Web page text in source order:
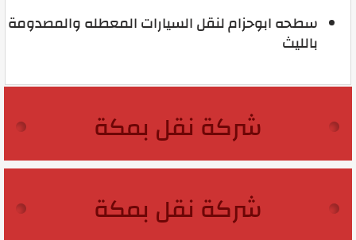
سطحه ابوحزام لنقل السيارات المعطله والمصدومة
بالليث
شركة نقل بمكة
شركة نقل بمكة